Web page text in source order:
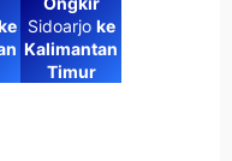
Sidoarjo ke
Kalimantan
Timur